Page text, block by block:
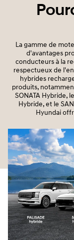
La gamme de
d'avantages
conducteurs à la
respectueux de
hybrides
produits,
SONATA Hybride,
Hybride, et le
Hyundai